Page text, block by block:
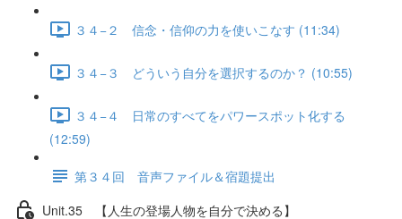
３４−２ 信念・信仰の力を使いこなす (11:34)
３４−３ どういう自分を選択するのか？ (10:55)
３４−４ 日常のすべてをパワースポット化する
(12:59)
第３４回 音声ファイル＆宿題提出
Unit.35 【人生の登場人物を自分で決める】